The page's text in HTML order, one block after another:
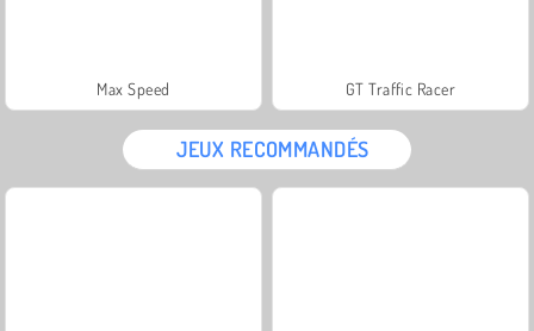
Max Speed GT Traffic Racer
JEUX RECOMMANDÉS